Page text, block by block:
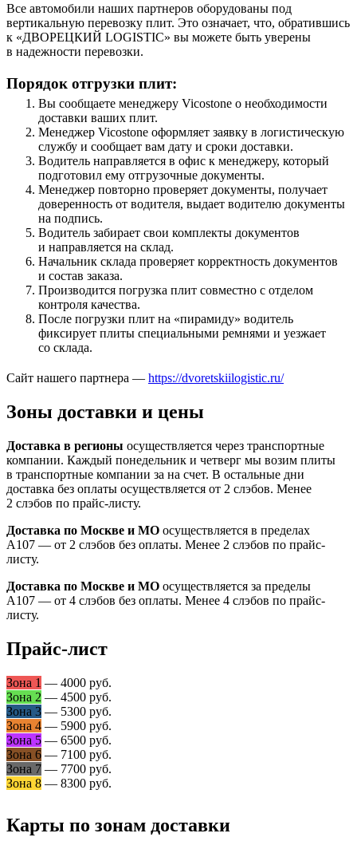
Все автомобили наших партнеров оборудованы под
вертикальную перевозку плит. Это означает, что, обратившись
к «ДВОРЕЦКИЙ LOGISTIC» вы можете быть уверены
в надежности перевозки.
Порядок отгрузки плит:
Вы сообщаете менеджеру Vicostone о необходимости
доставки ваших плит.
Менеджер Vicostone оформляет заявку в логистическую
службу и сообщает вам дату и сроки доставки.
Водитель направляется в офис к менеджеру, который
подготовил ему отгрузочные документы.
Менеджер повторно проверяет документы, получает
доверенность от водителя, выдает водителю документы
на подпись.
Водитель забирает свои комплекты документов
и направляется на склад.
Начальник склада проверяет корректность документов
и состав заказа.
Производится погрузка плит совместно с отделом
контроля качества.
После погрузки плит на «пирамиду» водитель
фиксирует плиты специальными ремнями и уезжает
со склада.
Сайт нашего партнера — https://dvoretskiilogistic.ru/
Зоны доставки и цены
Доставка в регионы осуществляется через транспортные
компании. Каждый понедельник и четверг мы возим плиты
в транспортные компании за на счет. В остальные дни
доставка без оплаты осуществляется от 2 слэбов. Менее
2 слэбов по прайс-листу.
Доставка по Москве и МО осуществляется в пределах
А107 — от 2 слэбов без оплаты. Менее 2 слэбов по прайс-
листу.
Доставка по Москве и МО осуществляется за пределы
А107 — от 4 слэбов без оплаты. Менее 4 слэбов по прайс-
листу.
Прайс-лист
Зона 1 — 4000 руб.
Зона 2 — 4500 руб.
Зона 3 — 5300 руб.
Зона 4 — 5900 руб.
Зона 5 — 6500 руб.
Зона 6 — 7100 руб.
Зона 7 — 7700 руб.
Зона 8 — 8300 руб.
Карты по зонам доставки